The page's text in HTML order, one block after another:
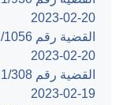
‎2023-02-20‏
‎2023-02-20‏
‎2023-02-19‏